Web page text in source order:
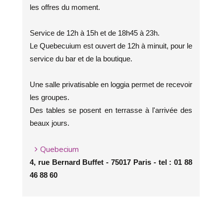
les offres du moment.
Service de 12h à 15h et de 18h45 à 23h.
Le Quebecuium est ouvert de 12h à minuit, pour le
service du bar et de la boutique.
Une salle privatisable en loggia permet de recevoir
les groupes.
Des tables se posent en terrasse à l'arrivée des
beaux jours.
Quebecium
4, rue Bernard Buffet - 75017 Paris - tel : 01 88
46 88 60